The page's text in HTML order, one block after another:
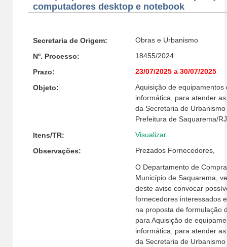
computadores desktop e notebook
Secretaria de Origem: Obras e Urbanismo
Nº. Processo: 18455/2024
Prazo: 23/07/2025 a 30/07/2025
Objeto:
Aquisição de equipamentos
informática, para atender
da Secretaria de Urbanismo
Prefeitura de Saquarema/
Itens/TR: Visualizar
Observações: Prezados Fornecedores,
O Departamento de
Município de Saquarema,
deste aviso convocar
fornecedores interessados
na proposta de formulação
para Aquisição de
informática, para atender
da Secretaria de Urbanismo